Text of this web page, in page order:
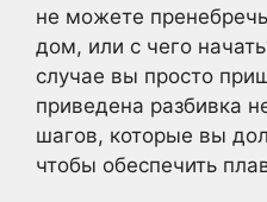
не можете
дом, или с чего
случае вы просто
приведена разбивка
шагов, которые вы
чтобы обеспечить